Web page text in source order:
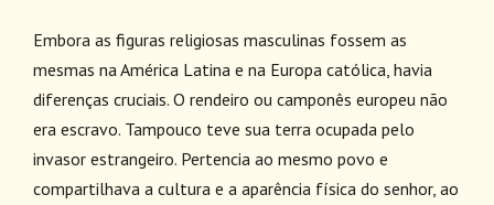
Embora as figuras religiosas masculinas fossem as
mesmas na América Latina e na Europa católica, havia
diferenças cruciais. O rendeiro ou camponês europeu não
era escravo. Tampouco teve sua terra ocupada pelo
invasor estrangeiro. Pertencia ao mesmo povo e
compartilhava a cultura e a aparência física do senhor, ao